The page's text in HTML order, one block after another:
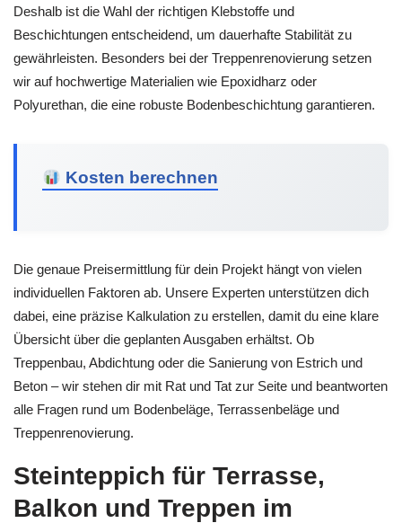
Deshalb ist die Wahl der richtigen Klebstoffe und
Beschichtungen entscheidend, um dauerhafte Stabilität zu
gewährleisten. Besonders bei der Treppenrenovierung setzen
wir auf hochwertige Materialien wie Epoxidharz oder
Polyurethan, die eine robuste Bodenbeschichtung garantieren.
Kosten berechnen
Die genaue Preisermittlung für dein Projekt hängt von vielen
individuellen Faktoren ab. Unsere Experten unterstützen dich
dabei, eine präzise Kalkulation zu erstellen, damit du eine klare
Übersicht über die geplanten Ausgaben erhältst. Ob
Treppenbau, Abdichtung oder die Sanierung von Estrich und
Beton – wir stehen dir mit Rat und Tat zur Seite und beantworten
alle Fragen rund um Bodenbeläge, Terrassenbeläge und
Treppenrenovierung.
Steinteppich für Terrasse,
Balkon und Treppen im